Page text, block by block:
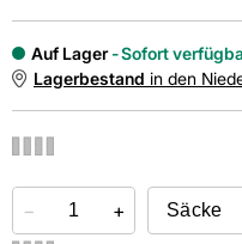
Auf Lager
Sofort
Lagerbestand in den
Online kaufen &
− +